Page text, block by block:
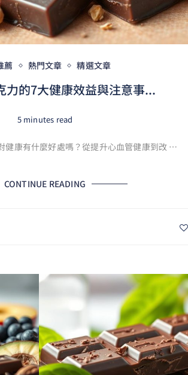
薦 熱門文章 精選文章
力的7大健康效益與注意事...
5 minutes read
健康有什麼好處嗎？從提升心血管健康到改 …
CONTINUE READING